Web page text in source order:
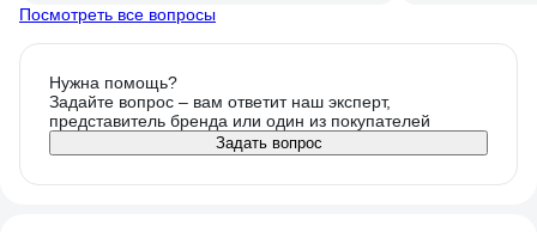
Посмотреть все вопросы
Нужна помощь?
Задайте вопрос – вам ответит наш эксперт,
представитель бренда или один из покупателей
Задать вопрос